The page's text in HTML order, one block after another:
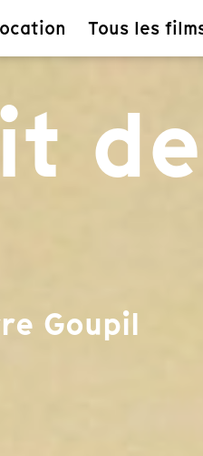
Tous les
Goupil